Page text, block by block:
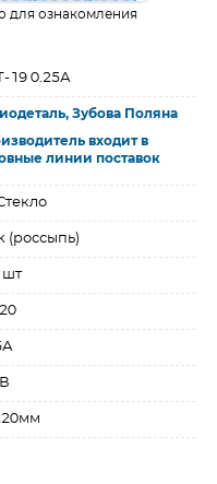
для ознакомления
19 0.25А
Зубова Поляна
входит в
линии поставок
(россыпь)
шт